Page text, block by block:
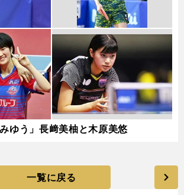
ゆう」長﨑美柚と木原美悠
一覧に戻る